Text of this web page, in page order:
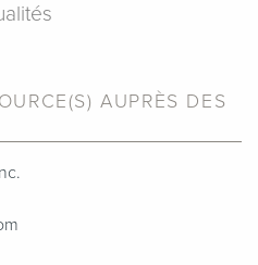
AUPRÈS DES